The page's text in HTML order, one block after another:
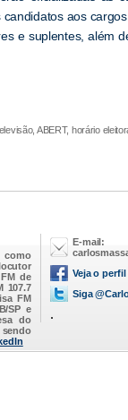
aos
e suplentes, além
ABERT, horário
de
107.7
FM
SP e
do
sendo
E-mail:
Veja o
Siga
.